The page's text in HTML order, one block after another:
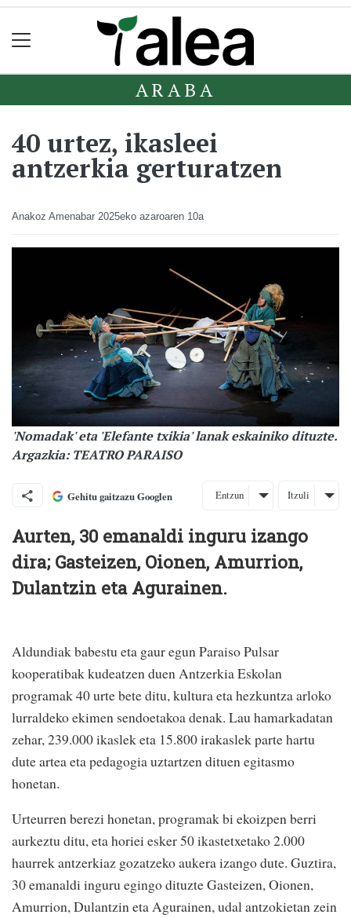
ARABA
40 urtez, ikasleei
antzerkia gerturatzen
Anakoz Amenabar 2025eko azaroaren 10a
'Nomadak' eta 'Elefante txikia' lanak eskainiko dituzte.
Argazkia: TEATRO PARAISO
Gehitu gaitzazu Googlen Entzun Itzuli
Aurten, 30 emanaldi inguru izango
dira; Gasteizen, Oionen, Amurrion,
Dulantzin eta Agurainen.
Aldundiak babestu eta gaur egun Paraiso Pulsar
kooperatibak kudeatzen duen Antzerkia Eskolan
programak 40 urte bete ditu, kultura eta hezkuntza arloko
lurraldeko ekimen sendoetakoa denak. Lau hamarkadatan
zehar, 239.000 ikaslek eta 15.800 irakaslek parte hartu
dute artea eta pedagogia uztartzen dituen egitasmo
honetan.
Urteurren berezi honetan, programak bi ekoizpen berri
aurkeztu ditu, eta horiei esker 50 ikastetxetako 2.000
haurrek antzerkiaz gozatzeko aukera izango dute. Guztira,
30 emanaldi inguru egingo dituzte Gasteizen, Oionen,
Amurrion, Dulantzin eta Agurainen, udal antzokietan zein